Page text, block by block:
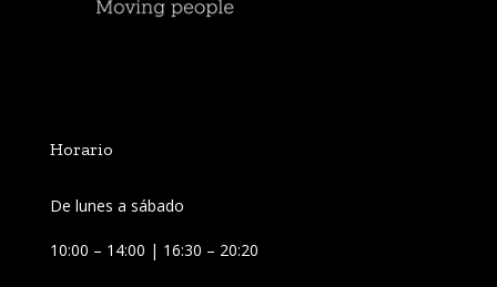
Horario
De lunes a sábado
10:00 – 14:00 | 16:30 – 20:20